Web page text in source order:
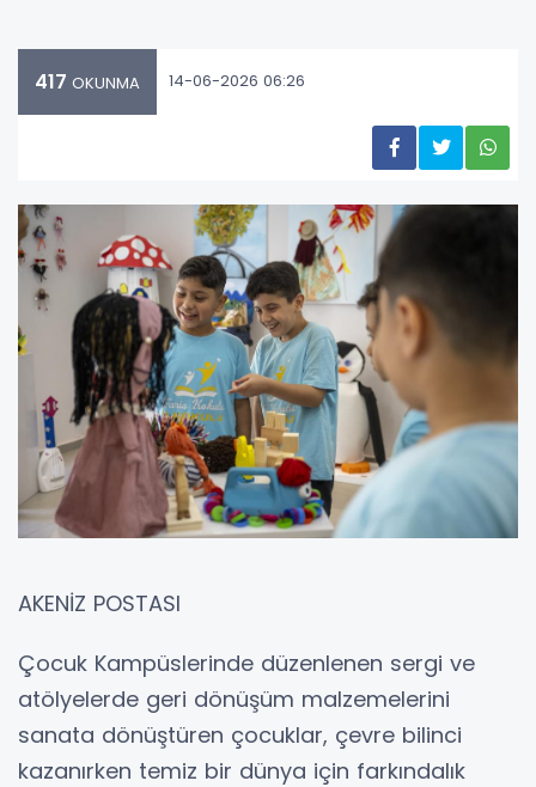
417 OKUNMA 14-06-2026 06:26
AKENİZ POSTASI
Çocuk Kampüslerinde düzenlenen sergi ve
atölyelerde geri dönüşüm malzemelerini
sanata dönüştüren çocuklar, çevre bilinci
kazanırken temiz bir dünya için farkındalık